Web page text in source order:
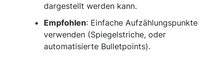
dargestellt werden kann.
Empfohlen: Einfache Aufzählungspunkte
verwenden (Spiegelstriche, oder
automatisierte Bulletpoints).